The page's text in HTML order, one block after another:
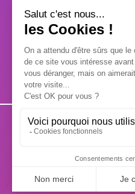
Les points
Les RDVs des
La politique
participation à